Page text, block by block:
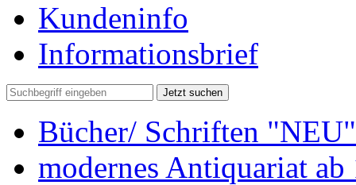
Kundeninfo
Informationsbrief
Jetzt suchen
Bücher/ Schriften "NEU"
modernes Antiquariat ab